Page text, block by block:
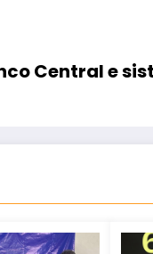
Central e